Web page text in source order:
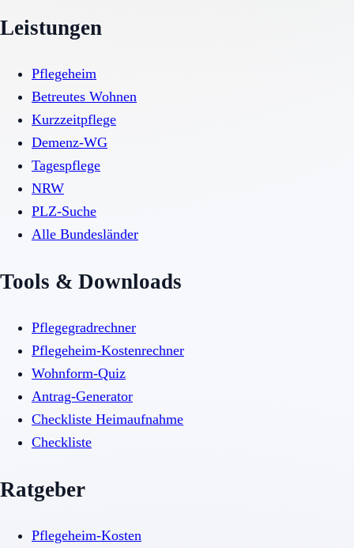
Leistungen
Pflegeheim
Betreutes Wohnen
Kurzzeitpflege
Demenz-WG
Tagespflege
NRW
PLZ-Suche
Alle Bundesländer
Tools & Downloads
Pflegegradrechner
Pflegeheim-Kostenrechner
Wohnform-Quiz
Antrag-Generator
Checkliste Heimaufnahme
Checkliste
Ratgeber
Pflegeheim-Kosten